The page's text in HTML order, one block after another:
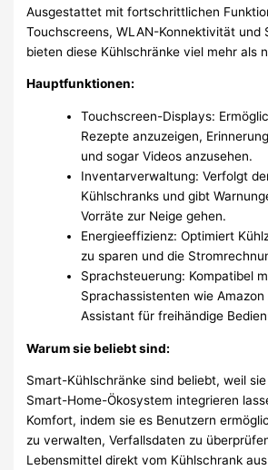
Ausgestattet mit fortschrittlichen
Touchscreens, WLAN-Konnektivität und
bieten diese Kühlschränke viel mehr als
Hauptfunktionen:
Touchscreen-Displays:
Rezepte anzuzeigen,
und sogar Videos anzusehen.
Inventarverwaltung: Verfolgt
Kühlschranks und gibt
Vorräte zur Neige gehen.
Energieeffizienz: Optimiert
zu sparen und die
Sprachsteuerung: Kompatibel
Sprachassistenten wie Amazon
Assistant für freihändige
Warum sie beliebt sind:
Smart-Kühlschränke sind beliebt, weil
Smart-Home-Ökosystem integrieren
Komfort, indem sie es Benutzern
zu verwalten, Verfallsdaten zu
Lebensmittel direkt vom Kühlschrank